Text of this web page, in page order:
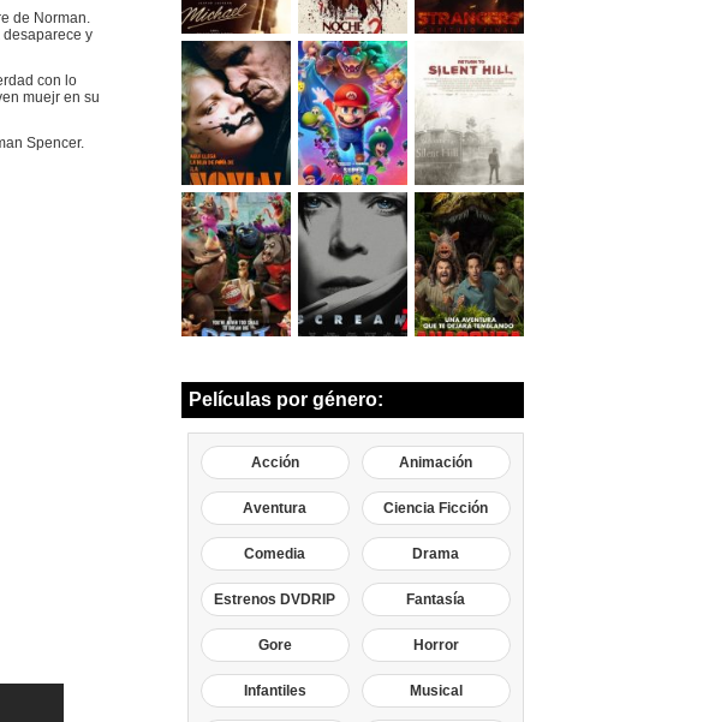
de Norman.
desaparece y
con lo
muejr en su
Spencer.
Películas por género:
Acción Animación
Aventura Ciencia Ficción
Comedia Drama
Estrenos DVDRIP Fantasía
Gore Horror
Infantiles Musical